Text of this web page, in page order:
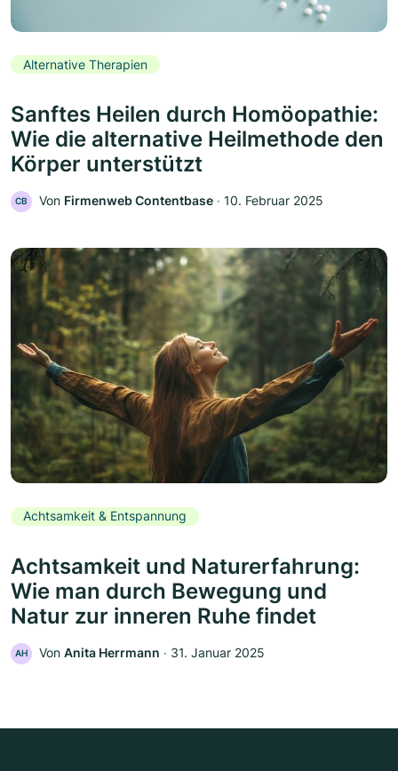
Alternative Therapien
Sanftes Heilen durch Homöopathie:
Wie die alternative Heilmethode den
Körper unterstützt
CB Von Firmenweb Contentbase ‧ 10. Februar 2025
Achtsamkeit & Entspannung
Achtsamkeit und Naturerfahrung:
Wie man durch Bewegung und
Natur zur inneren Ruhe findet
AH Von Anita Herrmann ‧ 31. Januar 2025